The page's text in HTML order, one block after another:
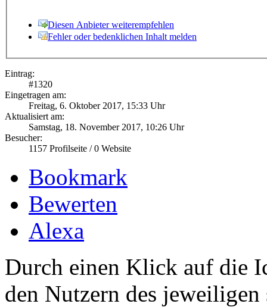
Diesen Anbieter weiterempfehlen
Fehler oder bedenklichen Inhalt melden
Eintrag:
#1320
Eingetragen am:
Freitag, 6. Oktober 2017, 15:33 Uhr
Aktualisiert am:
Samstag, 18. November 2017, 10:26 Uhr
Besucher:
1157 Profilseite /0 Website
Bookmark
Bewerten
Alexa
Durch einen Klick auf die
den Nutzern des